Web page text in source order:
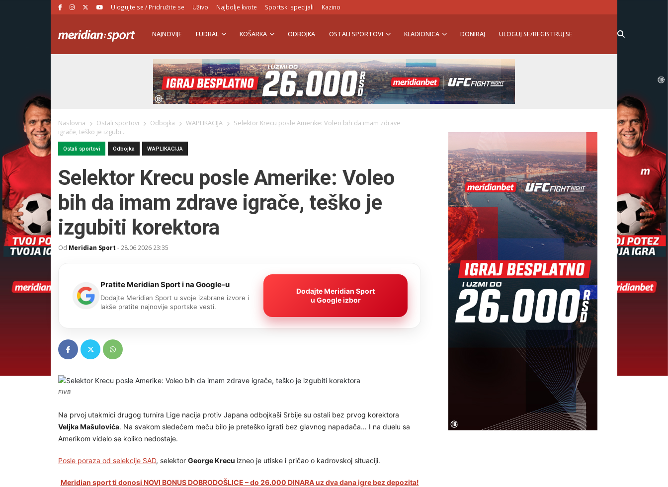
Ulogujte se / Pridružite se Uživo Najbolje kvote Sportski specijali Kazino
NAJNOVIJE FUDBAL KOŠARKA ODBOJKA OSTALI SPORTOVI KLADIONICA DONIRAJ ULOGUJ SE/REGISTRUJ SE
Naslovna Ostali sportovi Odbojka WAPLIKACIJA
Selektor Krecu posle Amerike: Voleo bih da imam zdrave
igrače, teško je izgubi...
Ostali sportovi Odbojka WAPLIKACIJA
Selektor Krecu posle Amerike: Voleo
bih da imam zdrave igrače, teško je
izgubiti korektora
Od Meridian Sport - 28.06.2026 23:35
Pratite Meridian Sport i na Google-u
Dodajte Meridian Sport u svoje izabrane izvore i
lakše pratite najnovije sportske vesti.
Dodajte Meridian Sport
u Google izbor
FIVB
Na prvoj utakmici drugog turnira Lige nacija protiv Japana odbojkaši Srbije su ostali bez prvog korektora
Veljka Mašulovića. Na svakom sledećem meču bilo je preteško igrati bez glavnog napadača… I na duelu sa
Amerikom videlo se koliko nedostaje.
Posle poraza od selekcije SAD, selektor George Krecu izneo je utiske i pričao o kadrovskoj situaciji.
Meridian sport ti donosi NOVI BONUS DOBRODOŠLICE – do 26.000 DINARA uz dva dana igre bez depozita!